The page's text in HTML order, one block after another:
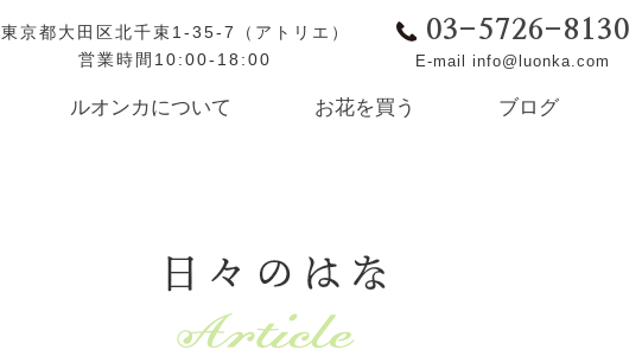
東京都大田区北千束1-35-7（アトリエ）
営業時間10:00-18:00
03-5726-8130
E-mail info@luonka.com
ルオンカについて お花を買う ブログ
日々のはな